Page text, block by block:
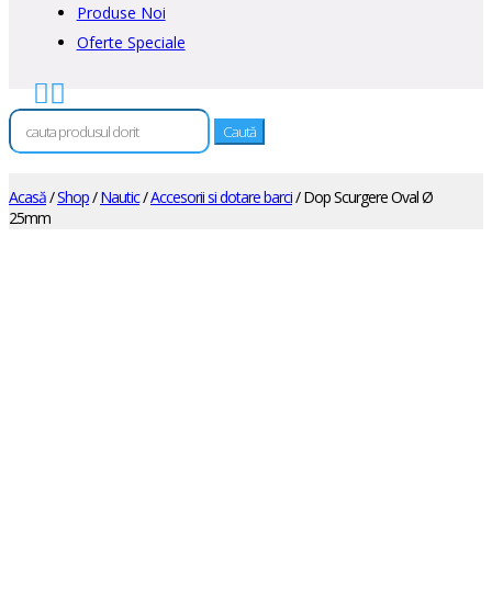
Produse Noi
Oferte Speciale
 
Caută
după:
Acasă/Shop/Nautic/Accesorii si dotare barci/ Dop Scurgere Oval Ø
25mm